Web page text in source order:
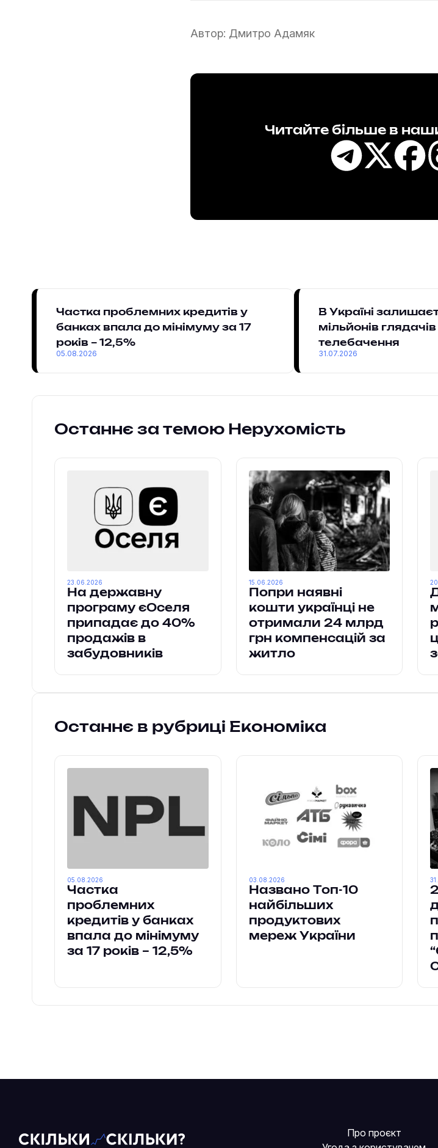
Автор: Дмитро Адамяк
Читайте більше в
Частка проблемних кредитів у
банках впала до мінімуму за 17
років – 12,5%
05.08.2026
В Україні
мільйонів
телебачення
31.07.2026
Останнє за темою Нерухомість
На державну
програму єОселя
припадає до 40%
продажів в
забудовників
23.06.2026
Попри наявні
кошти українці не
отримали 24 млрд
грн компенсацій за
житло
15.06.2026
Останнє в рубриці Економіка
Частка
проблемних
кредитів у банках
впала до мінімуму
за 17 років – 12,5%
05.08.2026
Названо Топ-10
найбільших
продуктових
мереж України
03.08.2026
Про проєкт